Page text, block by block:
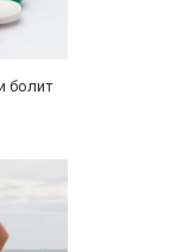
болит